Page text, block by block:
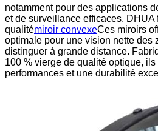
notamment pour des applications
et de surveillance efficaces. DHUA
qualitémiroir convexeCes miroirs
optimale pour une vision nette des
distinguer à grande distance.
100 % vierge de qualité optique,
performances et une durabilité